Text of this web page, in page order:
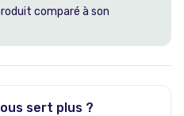
comparé à son
sert plus ?